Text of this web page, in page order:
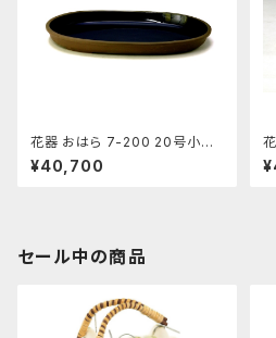
花器 おはら 7-200 20号小判
水盤 花瓶 フラワーベース 水盤
¥40,700
セール中の商品